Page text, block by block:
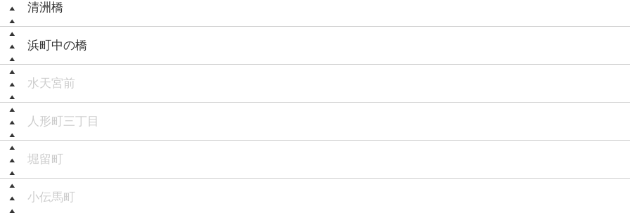
清洲橋
浜町中の橋
水天宮前
人形町三丁目
堀留町
小伝馬町